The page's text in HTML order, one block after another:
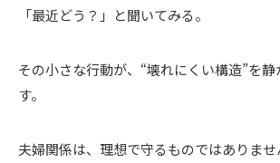
「最近どう？」と聞いてみる。
その小さな行動が、“壊れにくい構造”を静
す。
夫婦関係は、理想で守るものではありませ